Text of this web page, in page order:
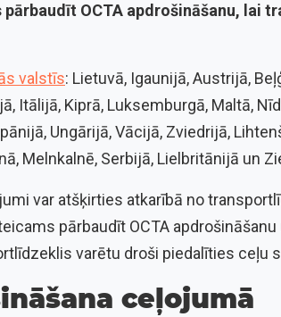
pārbaudīt OCTA apdrošināšanu, lai
valstīs: Lietuvā, Igaunijā, Austrijā,
Itālijā, Kiprā, Luksemburgā, Maltā,
Ungārijā, Vācijā, Zviedrijā,
Melnkalnē, Serbijā, Lielbritānijā un
var atšķirties atkarībā no
pārbaudīt OCTA
varētu droši piedalīties ceļu
ceļojumā